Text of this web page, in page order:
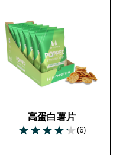
高蛋白薯片
4.17 out of 5 stars
(6)